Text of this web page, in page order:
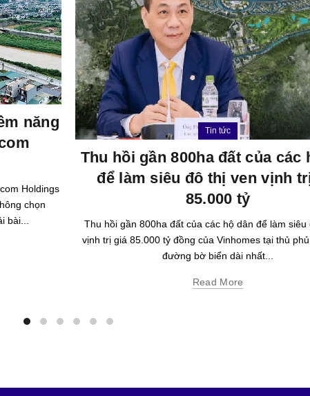
năng
Holdings
chọn
bài...
Tin tức
Thu hồi gần 800ha đất của các
để làm siêu đô thị ven vịnh
85.000 tỷ
Thu hồi gần 800ha đất của các hộ dân để làm siêu
vịnh trị giá 85.000 tỷ đồng của Vinhomes tại thủ
đường bờ biển dài nhất...
Read More